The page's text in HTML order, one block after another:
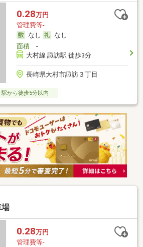
0.28万円
管理費等-
なし
なし
面積-
大村線 諏訪駅 徒歩3分
長崎県大村市諏訪３丁目
駅から徒歩5分以内
0.28万円
管理費等-